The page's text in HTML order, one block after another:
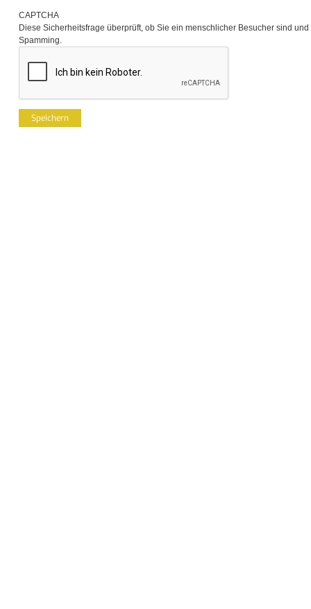
CAPTCHA
Diese Sicherheitsfrage überprüft, ob Sie ein menschlicher Besucher sind
Spamming.